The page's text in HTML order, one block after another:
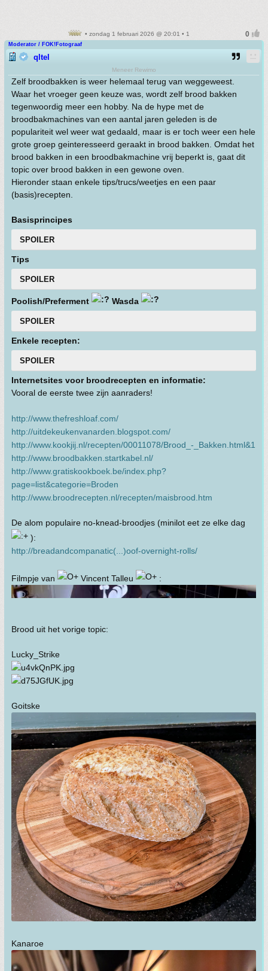
• zondag 1 februari 2026 @ 20:01 • 1
Moderator / FOK!Fotograaf
qltel
Meneer Rewimo
Zelf broodbakken is weer helemaal terug van weggeweest.
Waar het vroeger geen keuze was, wordt zelf brood bakken
tegenwoordig meer een hobby. Na de hype met de
broodbakmachines van een aantal jaren geleden is de
populariteit wel weer wat gedaald, maar is er toch weer een hele
grote groep geinteresseerd geraakt in brood bakken. Omdat het
brood bakken in een broodbakmachine vrij beperkt is, gaat dit
topic over brood bakken in een gewone oven.
Hieronder staan enkele tips/trucs/weetjes en een paar
(basis)recepten.
Basisprincipes
SPOILER
Tips
SPOILER
Poolish/Preferment Wasda
SPOILER
Enkele recepten:
SPOILER
Internetsites voor broodrecepten en informatie:
Vooral de eerste twee zijn aanraders!
http://www.thefreshloaf.com/
http://uitdekeukenvanarden.blogspot.com/
http://www.kookjij.nl/recepten/00011078/Brood_-_Bakken.html&1
http://www.broodbakken.startkabel.nl/
http://www.gratiskookboek.be/index.php?
page=list&categorie=Broden
http://www.broodrecepten.nl/recepten/maisbrood.htm
De alom populaire no-knead-broodjes (minilot eet ze elke dag
):
http://breadandcompanatic(...)oof-overnight-rolls/
Filmpje van Vincent Talleu :
Brood uit het vorige topic:
Lucky_Strike
Goitske
Kanaroe